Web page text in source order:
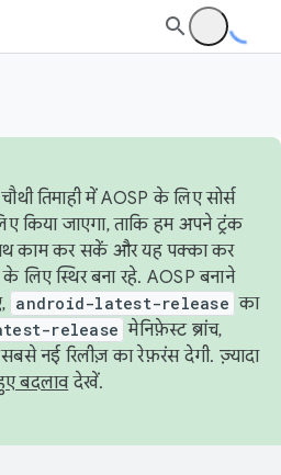
तिमाही में AOSP के लिए सोर्स
किया जाएगा, ताकि हम अपने ट्रंक
काम कर सकें और यह पक्का कर
लिए स्थिर बना रहे. AOSP बनाने
android-latest-release का
release मेनिफ़ेस्ट ब्रांच,
नई रिलीज़ का रेफ़रंस देगी. ज़्यादा
बदलावदेखें.